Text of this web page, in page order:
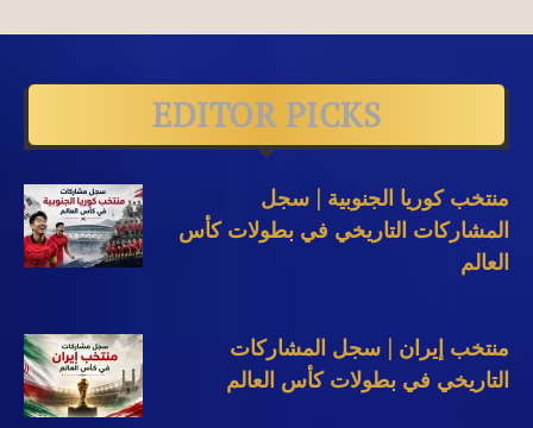
EDITOR PICKS
منتخب كوريا الجنوبية | سجل
المشاركات التاريخي في بطولات كأس
العالم
منتخب إيران | سجل المشاركات
التاريخي في بطولات كأس العالم